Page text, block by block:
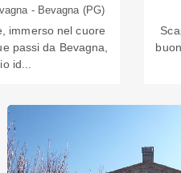
- Bevagna (PG)
immerso nel cuore
passi da Bevagna,
id...